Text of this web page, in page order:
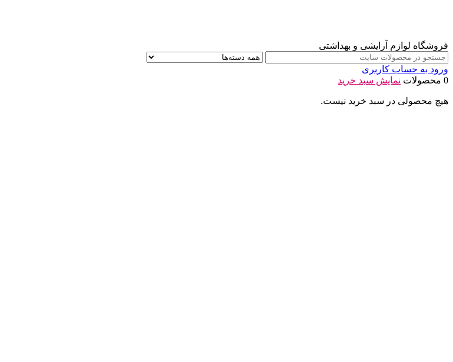
فروشگاه لوازم آرایشی و بهداشتی
ورود به حساب کاربری
0 محصولات
نمایش سبد خرید
هیچ محصولی در سبد خرید نیست.